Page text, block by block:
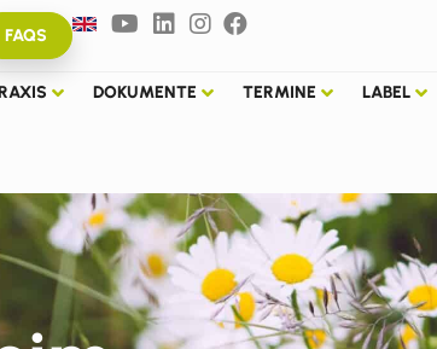
FAQS
DOKUMENTE TERMINE LABEL